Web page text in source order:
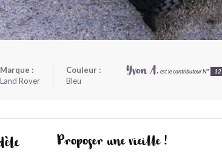
Marque :
Land Rover
Couleur :
Bleu
Yvon A. est le contributeur N° 12
Proposer une vieille !